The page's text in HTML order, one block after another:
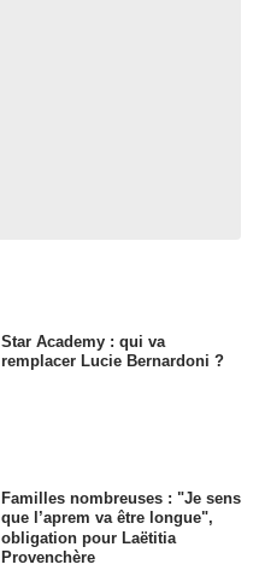
Star Academy : qui va
remplacer Lucie Bernardoni ?
Familles nombreuses : "Je sens
que l’aprem va être longue",
obligation pour Laëtitia
Provenchère